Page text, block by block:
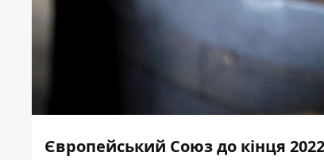
Європейський Союз до кінця